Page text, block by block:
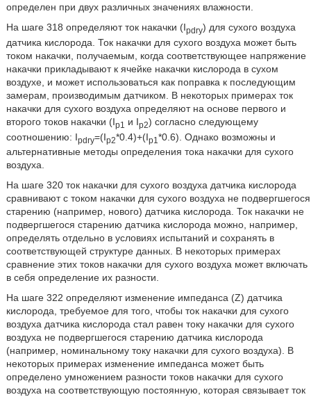
определен при двух различных значениях влажности.
На шаге 318 определяют ток накачки (Ipdry) для сухого воздуха
датчика кислорода. Ток накачки для сухого воздуха может быть
током накачки, получаемым, когда соответствующее напряжение
накачки прикладывают к ячейке накачки кислорода в сухом
воздухе, и может использоваться как поправка к последующим
замерам, производимым датчиком. В некоторых примерах ток
накачки для сухого воздуха определяют на основе первого и
второго токов накачки (Ip1 и Ip2) согласно следующему
соотношению: Ipdry=(Ip2*0.4)+(Ip1 *0.6). Однако возможны и
альтернативные методы определения тока накачки для сухого
воздуха.
На шаге 320 ток накачки для сухого воздуха датчика кислорода
сравнивают с током накачки для сухого воздуха не подвергшегося
старению (например, нового) датчика кислорода. Ток накачки не
подвергшегося старению датчика кислорода можно, например,
определять отдельно в условиях испытаний и сохранять в
соответствующей структуре данных. В некоторых примерах
сравнение этих токов накачки для сухого воздуха может включать
в себя определение их разности.
На шаге 322 определяют изменение импеданса (Z) датчика
кислорода, требуемое для того, чтобы ток накачки для сухого
воздуха датчика кислорода стал равен току накачки для сухого
воздуха не подвергшегося старению датчика кислорода
(например, номинальному току накачки для сухого воздуха). В
некоторых примерах изменение импеданса может быть
определено умножением разности токов накачки для сухого
воздуха на соответствующую постоянную, которая связывает ток